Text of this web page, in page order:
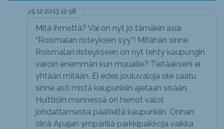
25.12.2013 12:58
Mitä ihmettä? Vai on nyt jo tämäkin asia
“Roismalan risteyksen syy”! Mitähän sinne
Roismalan risteykseen on nyt tehty kaupungin
varoin enemmän kun muualle? Tietääkseni ei
yhtään mitään. Ei edes jouluvaloja ole saatu
sinne asti mistä kaupunkiin ajetaan sisään.
Huittisiin mennessä on hienot valot
johdattamassa päätieltä kaupunkiin. Onhan
siinä Apajan ympärillä parkkipaikkoja vaikka